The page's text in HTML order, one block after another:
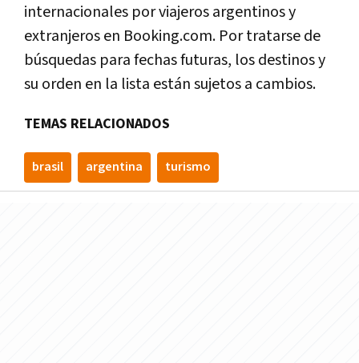
internacionales por viajeros argentinos y
extranjeros en Booking.com. Por tratarse de
búsquedas para fechas futuras, los destinos y
su orden en la lista están sujetos a cambios.
TEMAS RELACIONADOS
brasil argentina turismo